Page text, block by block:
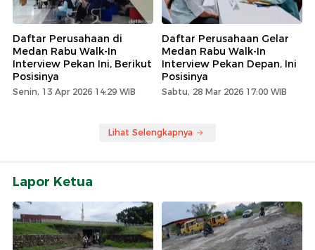
Daftar Perusahaan di
Medan Rabu Walk-In
Interview Pekan Ini, Berikut
Posisinya
Senin, 13 Apr 2026 14:29 WIB
Daftar Perusahaan Gelar
Medan Rabu Walk-In
Interview Pekan Depan, Ini
Posisinya
Sabtu, 28 Mar 2026 17:00 WIB
Lihat Selengkapnya
Lapor Ketua